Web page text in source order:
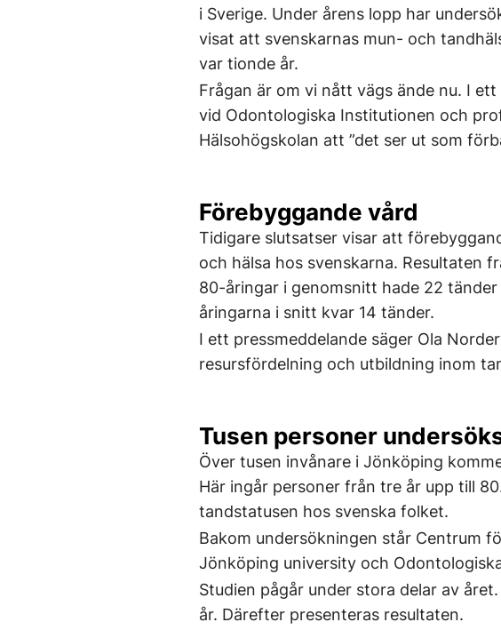
i Sverige. Under årens lopp har
visat att svenskarnas mun- och
var tionde år.
Frågan är om vi nått vägs ände nu. I
vid Odontologiska Institutionen och
Hälsohögskolan att ”det ser ut som
Förebyggande vård
Tidigare slutsatser visar att
och hälsa hos svenskarna. Resultaten
80-åringar i genomsnitt hade 22
åringarna i snitt kvar 14 tänder.
I ett pressmeddelande säger Ola
resursfördelning och utbildning inom
Tusen personer
Över tusen invånare i Jönköping
Här ingår personer från tre år upp till
tandstatusen hos svenska folket.
Bakom undersökningen står Centrum
Jönköping university och
Studien pågår under stora delar av
år. Därefter presenteras resultaten.